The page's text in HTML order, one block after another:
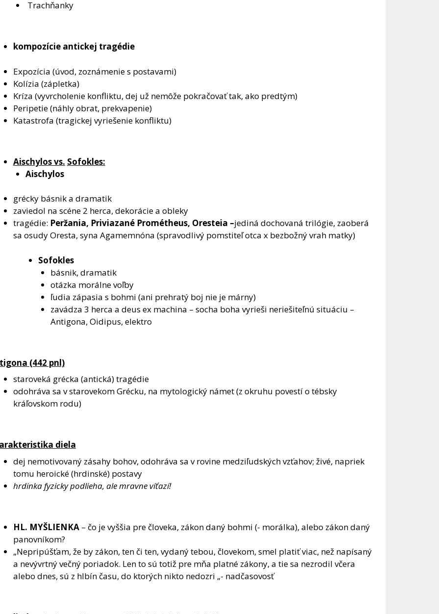
Trachňanky
kompozície antickej tragédie
Expozícia (úvod, zoznámenie s postavami)
Kolízia (zápletka)
Kríza (vyvrcholenie konfliktu, dej už nemôže pokračovať tak, ako predtým)
Peripetie (náhly obrat, prekvapenie)
Katastrofa (tragickej vyriešenie konfliktu)
Aischylos vs. Sofokles:
Aischylos
grécky básnik a dramatik
zaviedol na scéne 2 herca, dekorácie a obleky
tragédie: Peržania, Priviazané Prométheus, Oresteia –jediná dochovaná trilógie, zaoberá
sa osudy Oresta, syna Agamemnóna (spravodlivý pomstiteľ otca x bezbožný vrah matky)
Sofokles
básnik, dramatik
otázka morálne voľby
ľudia zápasia s bohmi (ani prehratý boj nie je márny)
zavádza 3 herca a deus ex machina – socha boha vyrieši neriešiteľnú situáciu –
Antigona, Oidipus, elektro
(442 pnl)
staroveká grécka (antická) tragédie
odohráva sa v starovekom Grécku, na mytologický námet (z okruhu povestí o tébsky
kráľovskom rodu)
diela
dej nemotivovaný zásahy bohov, odohráva sa v rovine medziľudských vzťahov; živé, napriek
tomu heroické (hrdinské) postavy
hrdinka fyzicky podlieha, ale mravne víťazí!
HL. MYŠLIENKA– čo je vyššia pre človeka, zákon daný bohmi (- morálka), alebo zákon daný
panovníkom?
„Nepripúšťam, že by zákon, ten či ten, vydaný tebou, človekom, smel platiť viac, než napísaný
a nevývrtný večný poriadok. Len to sú totiž pre mňa platné zákony, a tie sa nezrodil včera
alebo dnes, sú z hlbín času, do ktorých nikto nedozri „- nadčasovosť